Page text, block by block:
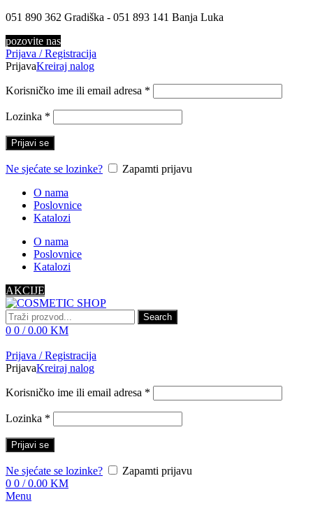
051 890 362 Gradiška - 051 893 141 Banja Luka
pozovite nas
Prijava / Registracija
PrijavaKreiraj nalog
Korisničko ime ili email adresa *
Lozinka *
Prijavi se
Ne sjećate se lozinke?
Zapamti prijavu
O nama
Poslovnice
Katalozi
O nama
Poslovnice
Katalozi
AKCIJE
Search
0 0 / 0.00 KM
Prijava / Registracija
PrijavaKreiraj nalog
Korisničko ime ili email adresa *
Lozinka *
Prijavi se
Ne sjećate se lozinke?
Zapamti prijavu
0 0 / 0.00 KM
Menu